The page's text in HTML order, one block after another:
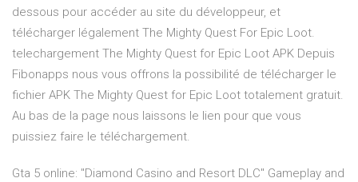
dessous pour accéder au site du développeur, et
télécharger légalement The Mighty Quest For Epic Loot.
telechargement The Mighty Quest for Epic Loot APK Depuis
Fibonapps nous vous offrons la possibilité de télécharger le
fichier APK The Mighty Quest for Epic Loot totalement gratuit.
Au bas de la page nous laissons le lien pour que vous
puissiez faire le téléchargement.
Gta 5 online: "Diamond Casino and Resort DLC" Gameplay and